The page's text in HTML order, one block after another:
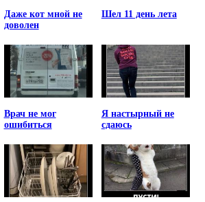
Даже кот мной не
доволен
Шел 11 день лета
Врач не мог
ошибиться
Я настырный не
сдаюсь